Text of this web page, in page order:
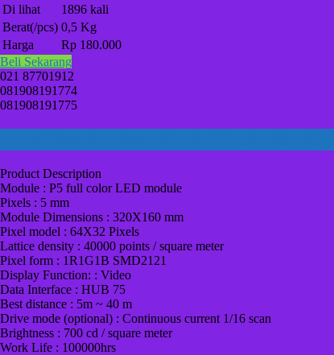
Di lihat
1896 kali
Berat(/pcs) 0,5 Kg
Harga
Rp 180.000
Beli Sekarang
021 87701912
081908191774
081908191775
Product Description
Module : P5 full color LED module
Pixels : 5 mm
Module Dimensions : 320X160 mm
Pixel model : 64X32 Pixels
Lattice density : 40000 points / square meter
Pixel form : 1R1G1B SMD2121
Display Function: : Video
Data Interface : HUB 75
Best distance : 5m ~ 40 m
Drive mode (optional) : Continuous current 1/16 scan
Brightness : 700 cd / square meter
Work Life : 100000hrs